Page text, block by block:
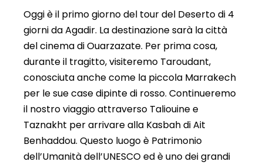
Oggi è il primo giorno del tour del Deserto di 4
giorni da Agadir. La destinazione sarà la città
del cinema di Ouarzazate. Per prima cosa,
durante il tragitto, visiteremo Taroudant,
conosciuta anche come la piccola Marrakech
per le sue case dipinte di rosso. Continueremo
il nostro viaggio attraverso Taliouine e
Taznakht per arrivare alla Kasbah di Ait
Benhaddou. Questo luogo è Patrimonio
dell’Umanità dell’UNESCO ed è uno dei grandi